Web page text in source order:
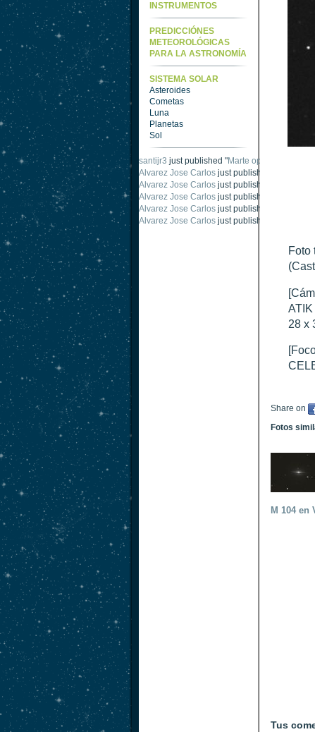
INSTRUMENTOS
PREDICCIÓNES
METEOROLÓGICAS
PARA LA ASTRONOMÍA
SISTEMA SOLAR
Asteroides
Cometas
Luna
Planetas
Sol
santijr3 just published "Marte oposición 2020
Alvarez Jose Carlos just published "
Alvarez Jose Carlos just published "
Alvarez Jose Carlos just published "
Alvarez Jose Carlos just published "
Alvarez Jose Carlos just published "
Foto
ATIK
28 x
Share on
Fotos
M 104 en
Tus